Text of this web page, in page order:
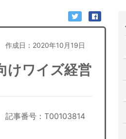
作成日：2020年10月19日
けワイズ経営
記事番号：T00103814